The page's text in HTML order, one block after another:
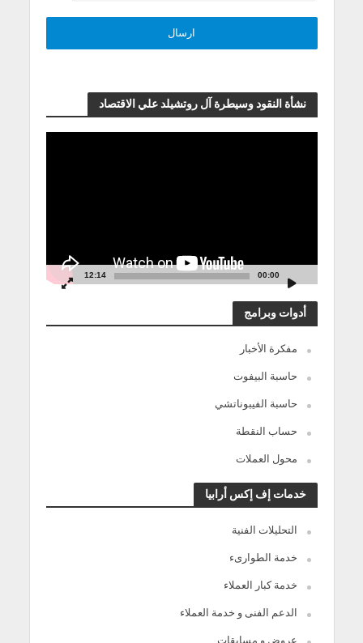
نشأة النقود وسيطرة آل روتشيلد علي الاقتصاد
00:00
12:14
أدوات وبرامج
مفكرة الأخبار
حاسبة البيفوت
حاسبة الفيبوناتشي
حساب النقطة
محول العملات
خدمات إف إكس أرابيا
التحليلات الفنية
خدمة الطوارىء
خدمة كبار العملاء
الدعم الفنى و خدمة العملاء
عروض و مسابقات